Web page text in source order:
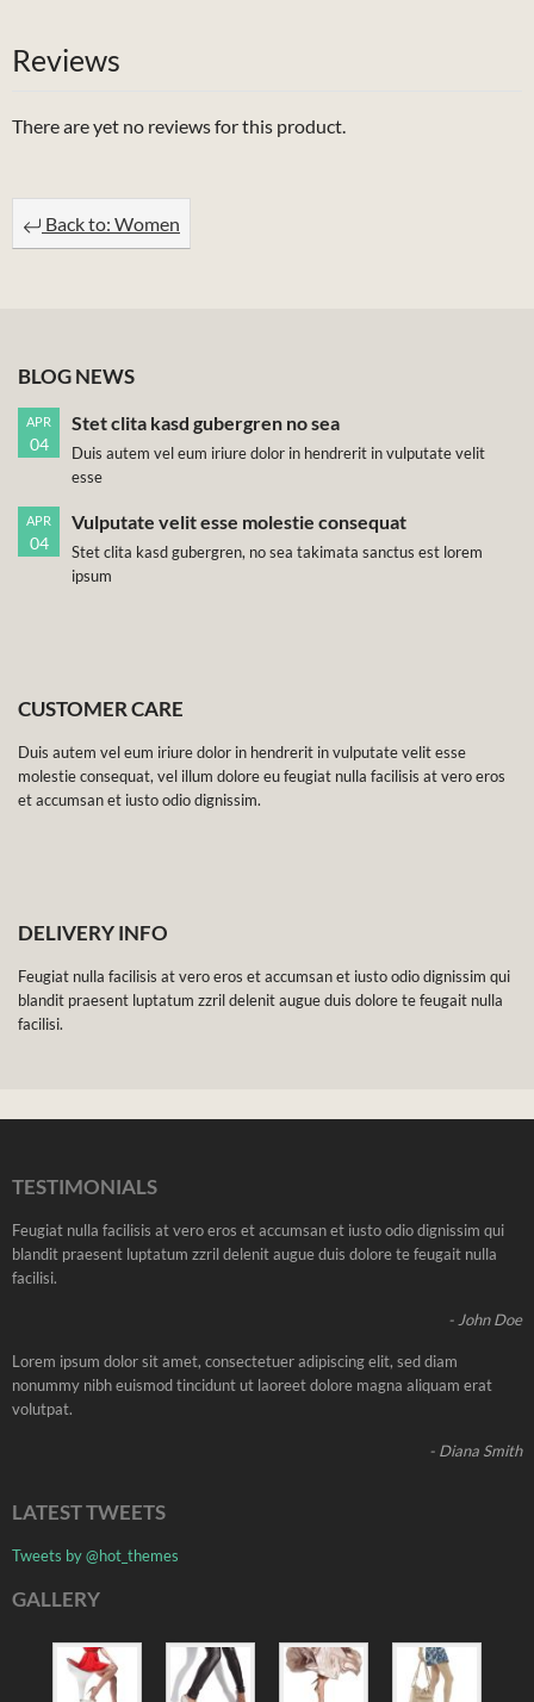
Reviews
There are yet no reviews for this product.
Back to: Women
BLOG NEWS
APR
04
Stet clita kasd gubergren no sea
Duis autem vel eum iriure dolor in hendrerit in vulputate velit
esse
APR
04
Vulputate velit esse molestie consequat
Stet clita kasd gubergren, no sea takimata sanctus est lorem
ipsum
CUSTOMER CARE
Duis autem vel eum iriure dolor in hendrerit in vulputate velit esse
molestie consequat, vel illum dolore eu feugiat nulla facilisis at vero eros
et accumsan et iusto odio dignissim.
DELIVERY INFO
Feugiat nulla facilisis at vero eros et accumsan et iusto odio dignissim qui
blandit praesent luptatum zzril delenit augue duis dolore te feugait nulla
facilisi.
TESTIMONIALS
Feugiat nulla facilisis at vero eros et accumsan et iusto odio dignissim qui
blandit praesent luptatum zzril delenit augue duis dolore te feugait nulla
facilisi.
- John Doe
Lorem ipsum dolor sit amet, consectetuer adipiscing elit, sed diam
nonummy nibh euismod tincidunt ut laoreet dolore magna aliquam erat
volutpat.
- Diana Smith
LATEST TWEETS
Tweets by @hot_themes
GALLERY